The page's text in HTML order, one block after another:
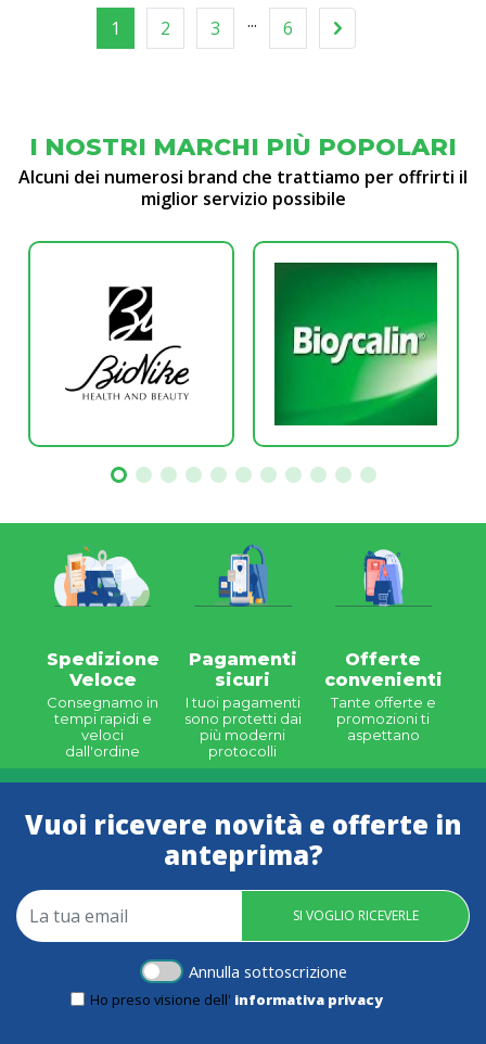
1 2 3 ... 6
I NOSTRI MARCHI PIÙ POPOLARI
Alcuni dei numerosi brand che trattiamo per offrirti il
miglior servizio possibile
Spedizione
Veloce
Consegnamo in
tempi rapidi e
veloci
dall'ordine
Pagamenti
sicuri
I tuoi pagamenti
sono protetti dai
più moderni
protocolli
Offerte
convenienti
Tante offerte e
promozioni ti
aspettano
Vuoi ricevere novità e offerte in
anteprima?
SI VOGLIO RICEVERLE
Ho preso visione dell' informativa privacy
Annulla sottoscrizione